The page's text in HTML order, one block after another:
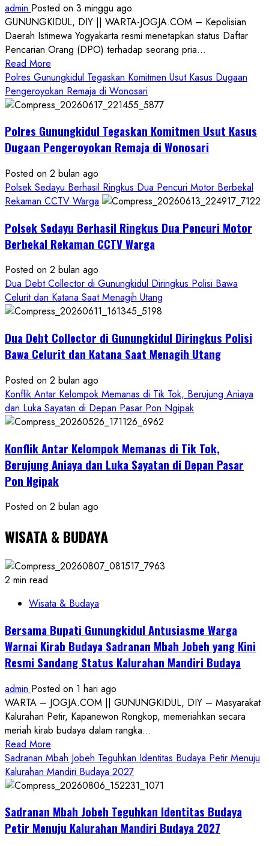
admin Posted on 3 minggu ago
GUNUNGKIDUL, DIY || WARTA-JOGJA.COM – Kepolisian
Daerah Istimewa Yogyakarta resmi menetapkan status Daftar
Pencarian Orang (DPO) terhadap seorang pria...
Read More
more
about
Kasus
Pelecehan
Seksual:
DIY
Terbitkan
DPO
Asal
Gunungkidul
Polres Gunungkidul Tegaskan Komitmen Usut Kasus Dugaan
Pengeroyokan Remaja di Wonosari
Polres Gunungkidul Tegaskan Komitmen Usut Kasus
Dugaan Pengeroyokan Remaja di Wonosari
Posted on 2 bulan ago
Polsek Sedayu Berhasil Ringkus Dua Pencuri Motor Berbekal
Rekaman CCTV Warga
Polsek Sedayu Berhasil Ringkus Dua Pencuri Motor
Berbekal Rekaman CCTV Warga
Posted on 2 bulan ago
Dua Debt Collector di Gunungkidul Diringkus Polisi Bawa
Celurit dan Katana Saat Menagih Utang
Dua Debt Collector di Gunungkidul Diringkus Polisi
Bawa Celurit dan Katana Saat Menagih Utang
Posted on 2 bulan ago
Konflik Antar Kelompok Memanas di Tik Tok, Berujung Aniaya
dan Luka Sayatan di Depan Pasar Pon Ngipak
Konflik Antar Kelompok Memanas di Tik Tok,
Berujung Aniaya dan Luka Sayatan di Depan Pasar
Pon Ngipak
Posted on 2 bulan ago
WISATA & BUDAYA
2 min read
Wisata & Budaya
Bersama Bupati Gunungkidul Antusiasme Warga
Warnai Kirab Budaya Sadranan Mbah Jobeh yang Kini
Resmi Sandang Status Kalurahan Mandiri Budaya
admin Posted on 1 hari ago
WARTA – JOGJA.COM || GUNUNGKIDUL, DIY – Masyarakat
Kalurahan Petir, Kapanewon Rongkop, memeriahkan secara
meriah kirab budaya dalam rangka...
Read More
more
about
Bersama
Gunungkidul
Antusiasme
Sadranan Mbah Jobeh Teguhkan Identitas Budaya Petir Menuju
Kalurahan Mandiri Budaya 2027
Sadranan Mbah Jobeh Teguhkan Identitas Budaya
Petir Menuju Kalurahan Mandiri Budaya 2027